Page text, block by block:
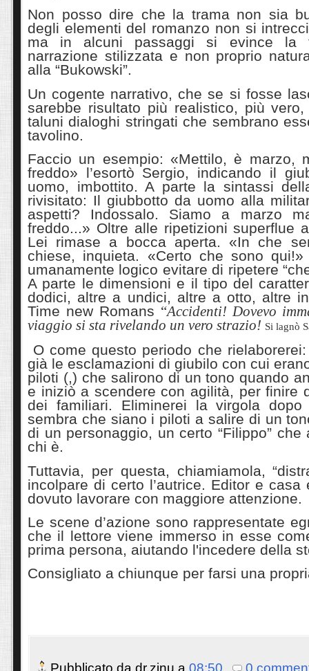
Non posso dire che la trama non sia
degli elementi del romanzo non si
ma in alcuni passaggi si evince la
narrazione stilizzata e non proprio
alla “Bukowski”.
Un cogente narrativo, che se si fosse
sarebbe risultato più realistico, più
taluni dialoghi stringati che sembrano
tavolino.
Faccio un esempio: «Mettilo, è marzo,
freddo» l’esortò Sergio, indicando il
uomo, imbottito. A parte la sintassi
rivisitato: Il giubbotto da uomo alla
aspetti? Indossalo. Siamo a marzo
freddo...» Oltre alle ripetizioni superflue
Lei rimase a bocca aperta. «In che
chiese, inquieta. «Certo che sono
umanamente logico evitare di ripetere
A parte le dimensioni e il tipo del
dodici, altre a undici, altre a otto, altre
Time new Romans “Accidenti! Dovevo
viaggio si sta rivelando un vero strazio! Si lagnò
O come questo periodo che
già le esclamazioni di giubilo con cui
piloti (,) che salirono di un tono quando
e iniziò a scendere con agilità, per finire
dei familiari. Eliminerei la virgola dopo
sembra che siano i piloti a salire di un
di un personaggio, un certo “Filippo” che
chi è.
Tuttavia, per questa, chiamiamola,
incolpare di certo l’autrice. Editor e casa
dovuto lavorare con maggiore attenzione.
Le scene d’azione sono rappresentate
che il lettore viene immerso in esse
prima persona, aiutando l'incedere della
Consigliato a chiunque per farsi una
Pubblicato da dr.zinu a 08:50 0